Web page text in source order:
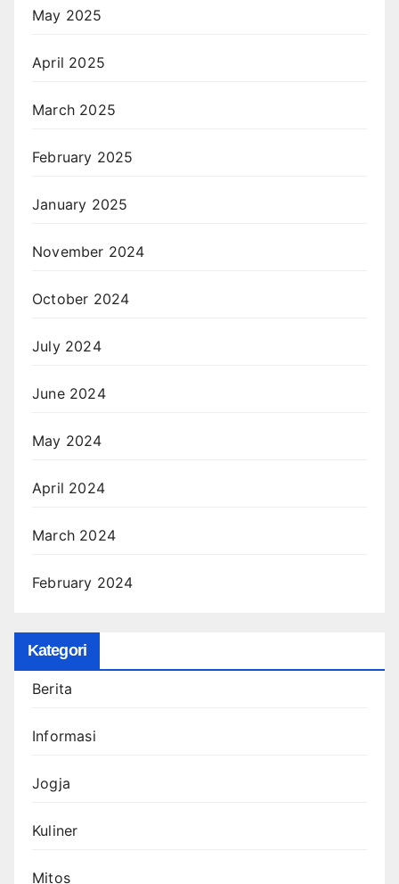
May 2025
April 2025
March 2025
February 2025
January 2025
November 2024
October 2024
July 2024
June 2024
May 2024
April 2024
March 2024
February 2024
Kategori
Berita
Informasi
Jogja
Kuliner
Mitos